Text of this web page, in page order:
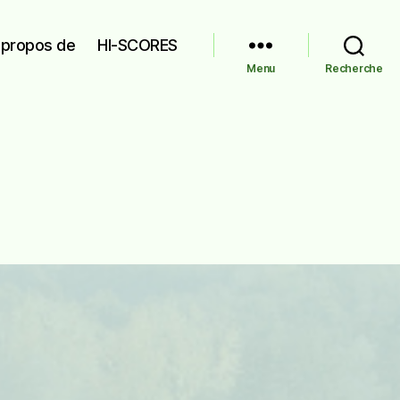
de HI-SCORES
Menu Recherche